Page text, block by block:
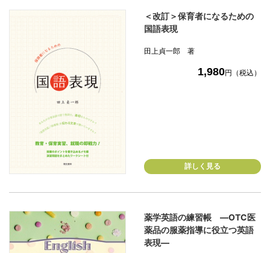
＜改訂＞保育者になるための
国語表現
田上貞一郎 著
1,980円（税込）
詳しく見る
薬学英語の練習帳 ―OTC医
薬品の服薬指導に役立つ英語
表現―